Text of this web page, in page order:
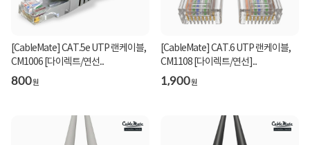
[CableMate] CAT.5e UTP 랜케이블,
CM1006 [다이렉트/연선...
800원
[CableMate] CAT.6 UTP 랜케이블,
CM1108 [다이렉트/연선]...
1,900원